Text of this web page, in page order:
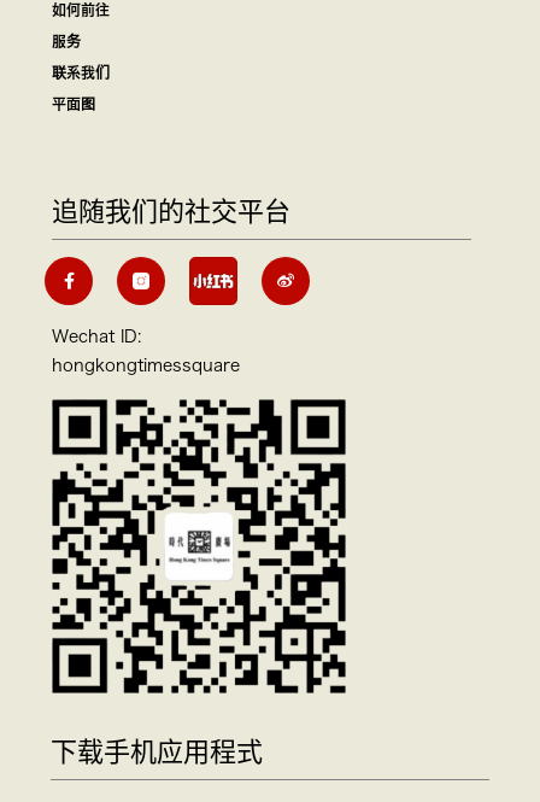
如何前往
服务
联系我们
平面图
追随我们的社交平台
Wechat ID:
hongkongtimessquare
下载手机应用程式